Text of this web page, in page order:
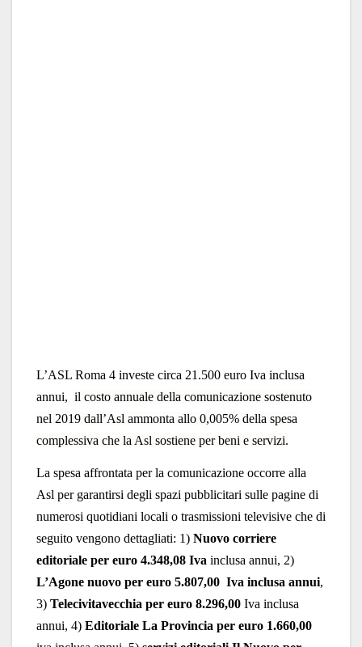
L’ASL Roma 4 investe circa 21.500 euro Iva inclusa
annui, il costo annuale della comunicazione sostenuto
nel 2019 dall’Asl ammonta allo 0,005% della spesa
complessiva che la Asl sostiene per beni e servizi.
La spesa affrontata per la comunicazione occorre alla
Asl per garantirsi degli spazi pubblicitari sulle pagine di
numerosi quotidiani locali o trasmissioni televisive che di
seguito vengono dettagliati: 1) Nuovo corriere
editoriale per euro 4.348,08 Iva inclusa annui, 2)
L’Agone nuovo per euro 5.807,00 Iva inclusa annui,
3) Telecivitavecchia per euro 8.296,00 Iva inclusa
annui, 4) Editoriale La Provincia per euro 1.660,00